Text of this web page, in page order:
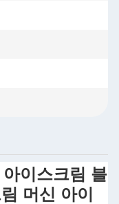
이스크림 블
머신 아이